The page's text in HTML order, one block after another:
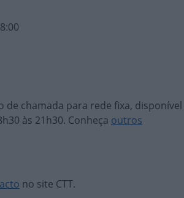
de chamada para rede fixa, disponível
às 21h30. Conheça outros
no site CTT.